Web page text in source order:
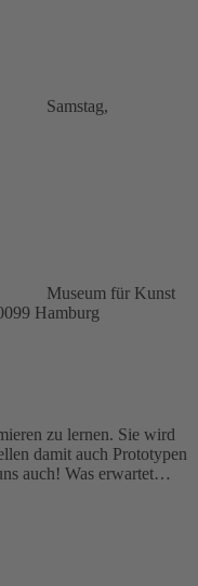
Samstag,
Museum für Kunst
Hamburg
zu lernen. Sie wird
damit auch Prototypen
auch! Was erwartet…